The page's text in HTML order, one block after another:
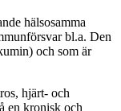
hälsosamma
bl.a. Den
och som är
hjärt- och
en kronisk och